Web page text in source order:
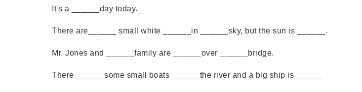
It's a ______day today.
There are______ small white ______in ______sky, but the sun is ______.
Mr. Jones and ______family are ______over ______bridge.
There ______some small boats ______the river and a big ship is______